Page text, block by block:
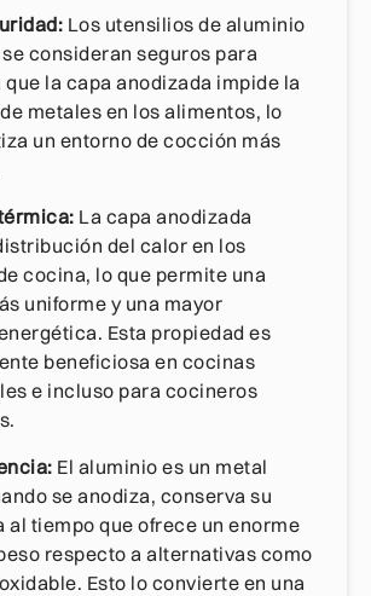
Los utensilios de aluminio
consideran seguros para
que la capa anodizada impide la
metales en los alimentos, lo
un entorno de cocción más
La capa anodizada
del calor en los
cocina, lo que permite una
uniforme y una mayor
Esta propiedad es
beneficiosa en cocinas
e incluso para cocineros
El aluminio es un metal
se anodiza, conserva su
al tiempo que ofrece un enorme
respecto a alternativas como
Esto lo convierte en una